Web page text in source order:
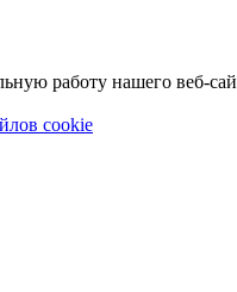
работу нашего веб-
cookie